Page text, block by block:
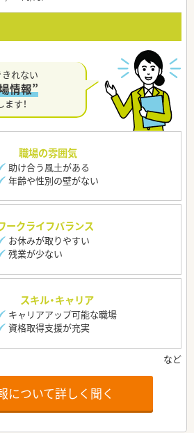
れない
情報”
す！
職場の雰囲気
助け合う風土がある
年齢や性別の壁がない
ークライフバランス
お休みが取りやすい
残業が少ない
スキル・キャリア
キャリアアップ可能な職場
資格取得支援が充実
について詳しく聞く